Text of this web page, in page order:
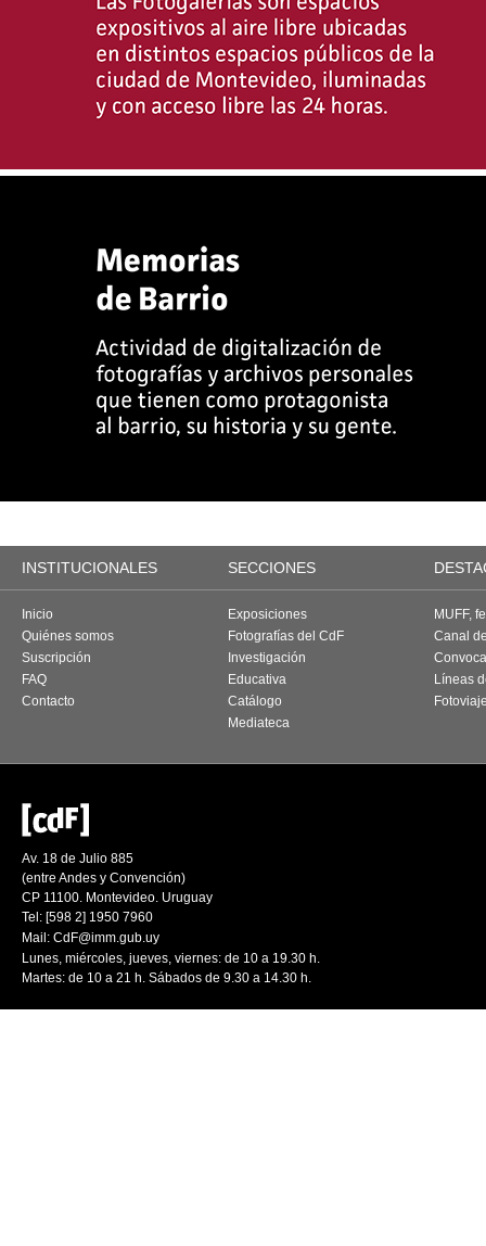
INSTITUCIONALES SECCIONES
Inicio
Quiénes somos
Suscripción
FAQ
Contacto
Exposiciones
Fotografías del CdF
Investigación
Educativa
Catálogo
Mediateca
MUFF,
Canal
Líneas
Av. 18 de Julio 885
(entre Andes y Convención)
CP 11100. Montevideo. Uruguay
Tel: [598 2] 1950 7960
Mail: CdF@imm.gub.uy
Lunes, miércoles, jueves, viernes: de 10 a 19.30 h.
Martes: de 10 a 21 h. Sábados de 9.30 a 14.30 h.